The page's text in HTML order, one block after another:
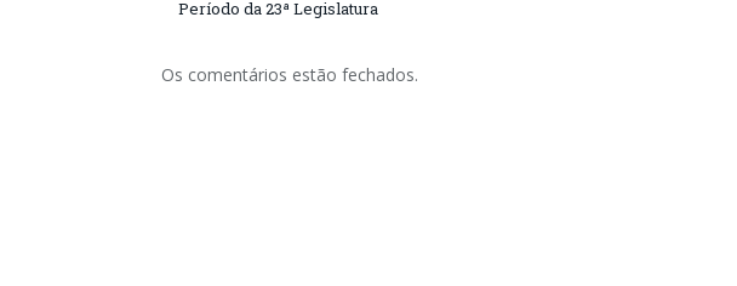
Período da 23ª Legislatura
Os comentários estão fechados.